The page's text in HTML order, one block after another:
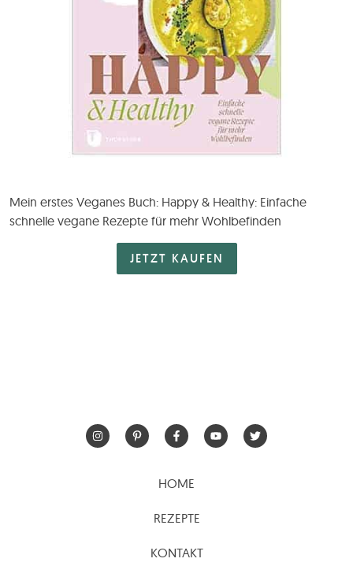
Mein erstes Veganes Buch: Happy & Healthy: Einfache
schnelle vegane Rezepte für mehr Wohlbefinden
JETZT KAUFEN
HOME
REZEPTE
KONTAKT